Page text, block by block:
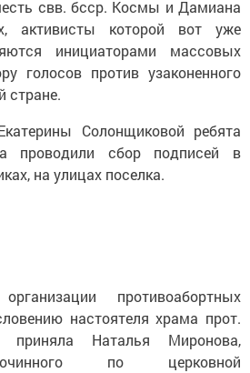
свв. бсср. Космы и Дамиана
активисты которой вот уже
инициаторами массовых
голосов против узаконенного
стране.
Солонщиковой ребята
проводили сбор подписей в
на улицах поселка.
противоабортных
настоятеля храма прот.
приняла Наталья Миронова,
по церковной